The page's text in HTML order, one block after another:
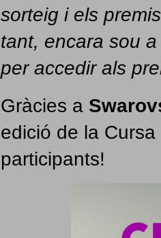
sorteig i els
tant, encara sou
per accedir als
Gràcies a
edició de la
participants!